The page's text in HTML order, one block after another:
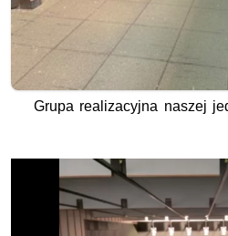
Grupa realizacyjna naszej
Opis filmu: Grupa realizacyjna